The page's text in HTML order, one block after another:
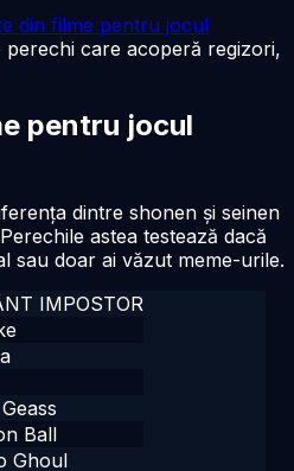
din filme pentru jocul
perechi care acoperă regizori,
pentru jocul
dintre shonen și seinen
astea testează dacă
sau doar ai văzut meme-urile.
IMPOSTOR
Ball
Ghoul